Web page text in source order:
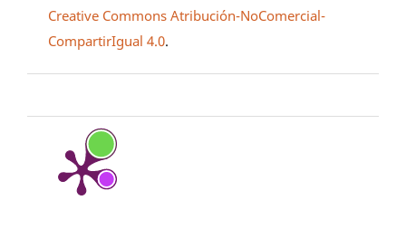
Creative Commons Atribución-NoComercial-
CompartirIgual 4.0.